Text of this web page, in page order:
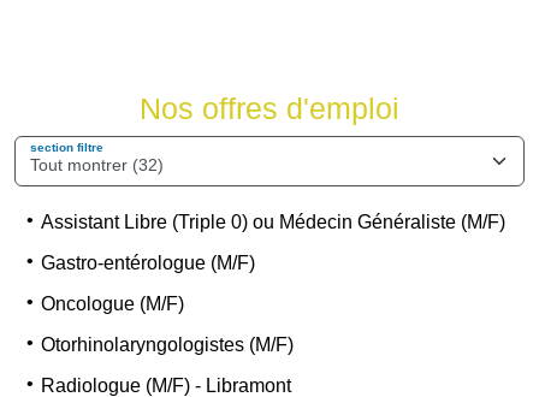
Nos offres d'emploi
section filtre
Assistant Libre (Triple 0) ou Médecin Généraliste (M/F)
Gastro-entérologue (M/F)
Oncologue (M/F)
Otorhinolaryngologistes (M/F)
Radiologue (M/F) - Libramont